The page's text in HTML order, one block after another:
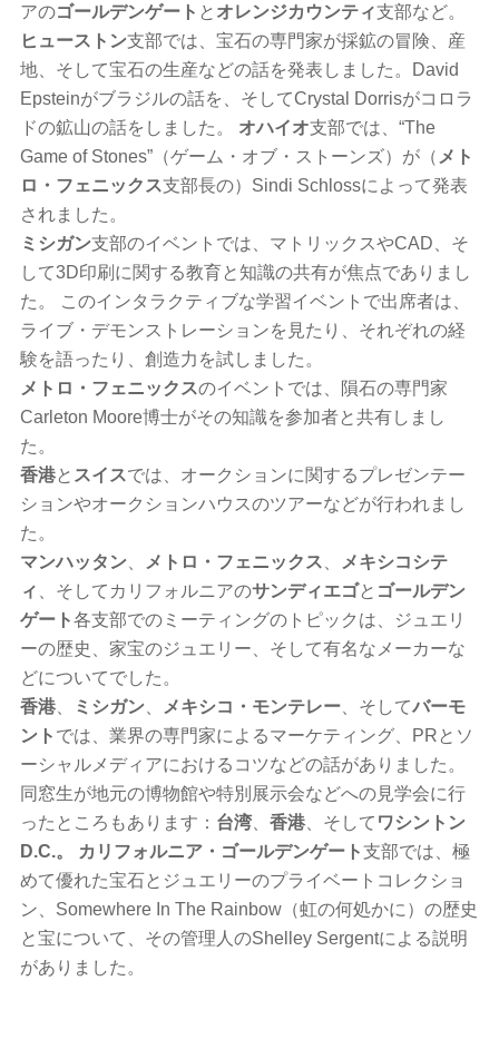
アのゴールデンゲート と オレンジカウンティ支部など。
ヒューストン支部では、宝石の専門家が採鉱の冒険、産
地、そして宝石の生産などの話を発表しました。David
Epsteinがブラジルの話を、そしてCrystal Dorrisがコロラ
ドの鉱山の話をしました。 オハイオ支部では、“The
Game of Stones”（ゲーム・オブ・ストーンズ）が（ メト
ロ・フェニックス支部長の）Sindi Schlossによって発表
されました。
ミシガン支部のイベントでは、マトリックスやCAD、そ
して3D印刷に関する教育と知識の共有が焦点でありまし
た。 このインタラクティブな学習イベントで出席者は、
ライブ・デモンストレーションを見たり、それぞれの経
験を語ったり、創造力を試しました。
メトロ・フェニックスのイベントでは、隕石の専門家
Carleton Moore博士がその知識を参加者と共有しまし
た。
香港と スイスでは、オークションに関するプレゼンテー
ションやオークションハウスのツアーなどが行われまし
た。
マンハッタン
メトロ・フェニックス
メキシコシテ
ィ
、そしてカリフォルニアのサンディエゴと ゴールデン
ゲート各支部でのミーティングのトピックは、ジュエリ
ーの歴史、家宝のジュエリー、そして有名なメーカーな
どについてでした。
香港
ミシガン メキシコ・モンテレー 、そしてバーモ
ント では、業界の専門家によるマーケティング、PRとソ
ーシャルメディアにおけるコツなどの話がありました。
同窓生が地元の博物館や特別展示会などへの見学会に行
ったところもあります： 台湾 香港 、そして ワシントン
D.C.。 カリフォルニア・ゴールデンゲート支部では、極
めて優れた宝石とジュエリーのプライベートコレクショ
ン、Somewhere In The Rainbow（虹の何処かに）の歴史
と宝について、その管理人のShelley Sergentによる説明
がありました。